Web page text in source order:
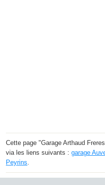
Cette page "Garage Arthaud
via les liens suivants : garage
Peyrins.